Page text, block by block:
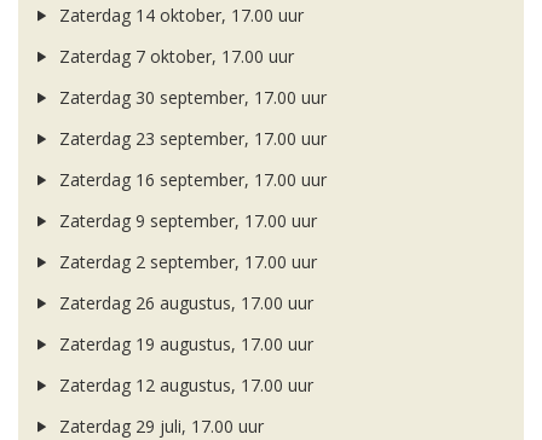
Zaterdag 14 oktober, 17.00 uur
Zaterdag 7 oktober, 17.00 uur
Zaterdag 30 september, 17.00 uur
Zaterdag 23 september, 17.00 uur
Zaterdag 16 september, 17.00 uur
Zaterdag 9 september, 17.00 uur
Zaterdag 2 september, 17.00 uur
Zaterdag 26 augustus, 17.00 uur
Zaterdag 19 augustus, 17.00 uur
Zaterdag 12 augustus, 17.00 uur
Zaterdag 29 juli, 17.00 uur